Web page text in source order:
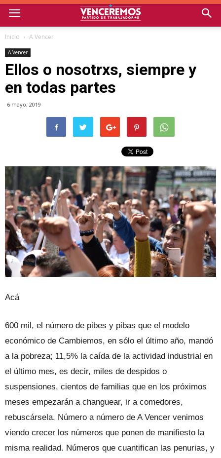
Inicio A Vencer
A Vencer
Ellos o nosotrxs, siempre y
en todas partes
6 mayo, 2019
Acá
600 mil, el número de pibes y pibas que el modelo
económico de Cambiemos, en sólo el último año, mandó
a la pobreza; 11,5% la caída de la actividad industrial en
el último mes, es decir, miles de despidos o
suspensiones, cientos de familias que en los próximos
meses empezarán a changuear, ir a comedores,
rebuscársela. Número a número de A Vencer venimos
viendo crecer los números que ponen de manifiesto la
misma realidad. Números que cuantifican las penurias, y